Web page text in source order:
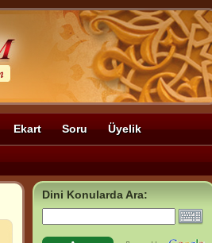
Ekart Soru Üyelik
Dini Konularda Ara: